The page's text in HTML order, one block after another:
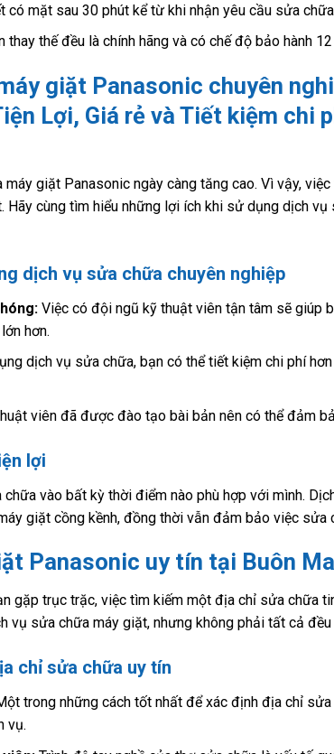
có mặt sau 30 phút kể từ khi nhận yêu cầu sửa
thay thế đều là chính hãng và có chế độ bảo hành 12
giặt Panasonic chuyên
Lợi, Giá rẻ và Tiết kiệm chi
giặt Panasonic ngày càng tăng cao. Vì vậy,
Hãy cùng tìm hiểu những lợi ích khi sử dụng dịch
dịch vụ sửa chữa chuyên nghiệp
Việc có đội ngũ kỹ thuật viên tận tâm sẽ giúp
hơn.
dịch vụ sửa chữa, bạn có thể tiết kiệm chi phí
viên đã được đào tạo bài bản nên có thể đảm
lợi
vào bất kỳ thời điểm nào phù hợp với mình.
giặt cồng kềnh, đồng thời vẫn đảm bảo việc sửa
Panasonic uy tín tại Buôn
gặp trục trặc, việc tìm kiếm một địa chỉ sửa chữa
vụ sửa chữa máy giặt, nhưng không phải tất cả
chỉ sửa chữa uy tín
trong những cách tốt nhất để xác định địa chỉ
vụ.